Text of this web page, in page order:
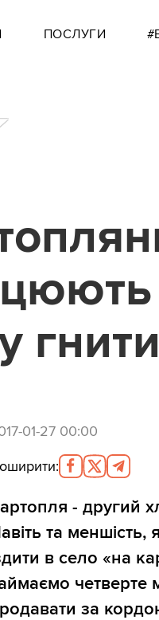
ПОСЛУГИ
01-27 00:00
:
- другий
та меншість,
в село «на
четверте
за